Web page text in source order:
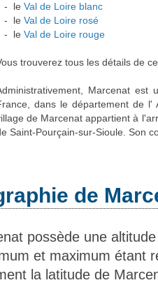
- le Val de Loire blanc
- le Val de Loire rosé
- le Val de Loire rouge
trouverez tous les détails de
Marcenat
dans le département de
de Marcenat appartient à
Saint-Pourçain-sur-Sioule. Son
de
possède une
et maximum étant
la latitude de